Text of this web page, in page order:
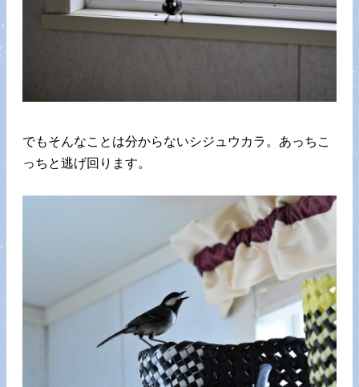
でもそんなことは分からないシジュウカラ。あっちこ
っちと逃げ回ります。